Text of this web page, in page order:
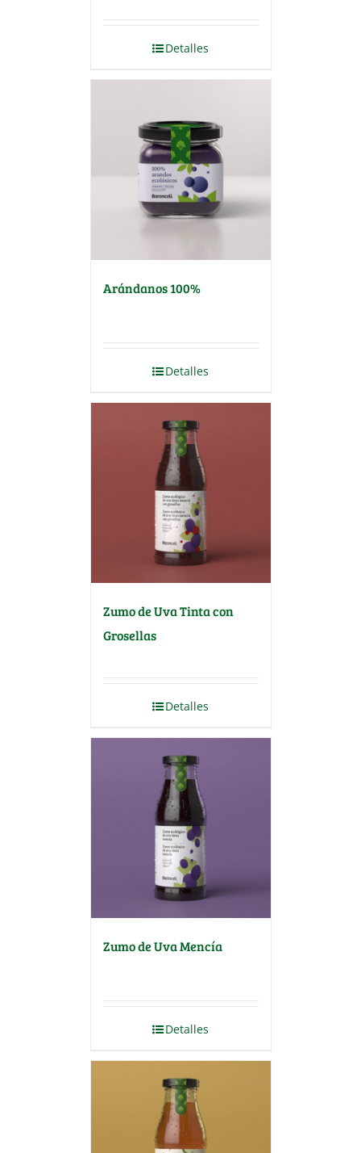
Detalles
Arándanos 100%
Detalles
Zumo de Uva Tinta con
Grosellas
Detalles
Zumo de Uva Mencía
Detalles